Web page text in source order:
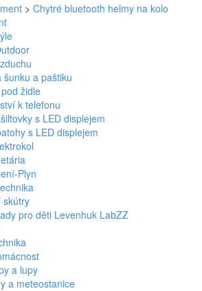
> Chytré bluetooth helmy na kolo
šunku a paštiku
židle
k telefonu
s LED displejem
s LED displejem
Plyn
skútry
pro děti Levenhuk LabZZ
a lupy
a meteostanice